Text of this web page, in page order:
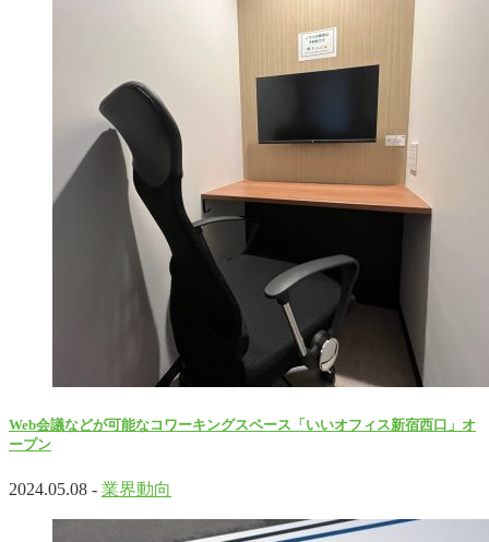
Web会議などが可能なコワーキングスペース「いいオフィス新宿西口」オ
ープン
2024.05.08 - 業界動向